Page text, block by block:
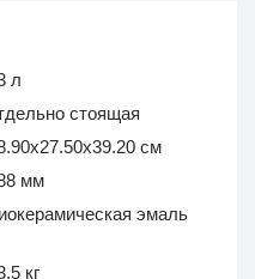
л
стоящая
см
мм
эмаль
кг